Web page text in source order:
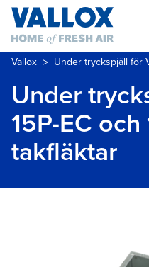
Vallox > Under tryckspjäll för
Under
15P-EC och
takfläktar